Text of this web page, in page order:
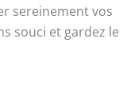
sereinement vos
souci et gardez le